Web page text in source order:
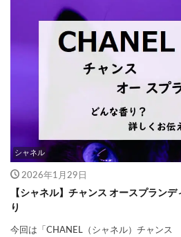
シャネル
2026年1月29日
【シャネル】チャンス オースプラン
り
今回は「CHANEL（シャネル）チャン